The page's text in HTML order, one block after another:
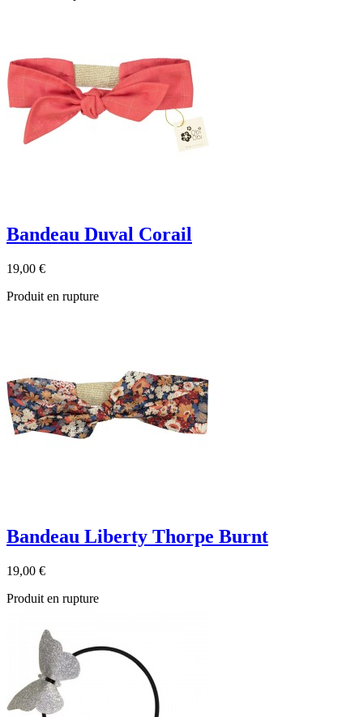
Bandeau Duval Corail
19,00 €
Produit en rupture
Bandeau Liberty Thorpe Burnt
19,00 €
Produit en rupture